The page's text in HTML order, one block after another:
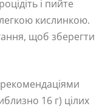
і пийте
кислинкою.
щоб зберегти
16 г) цілих